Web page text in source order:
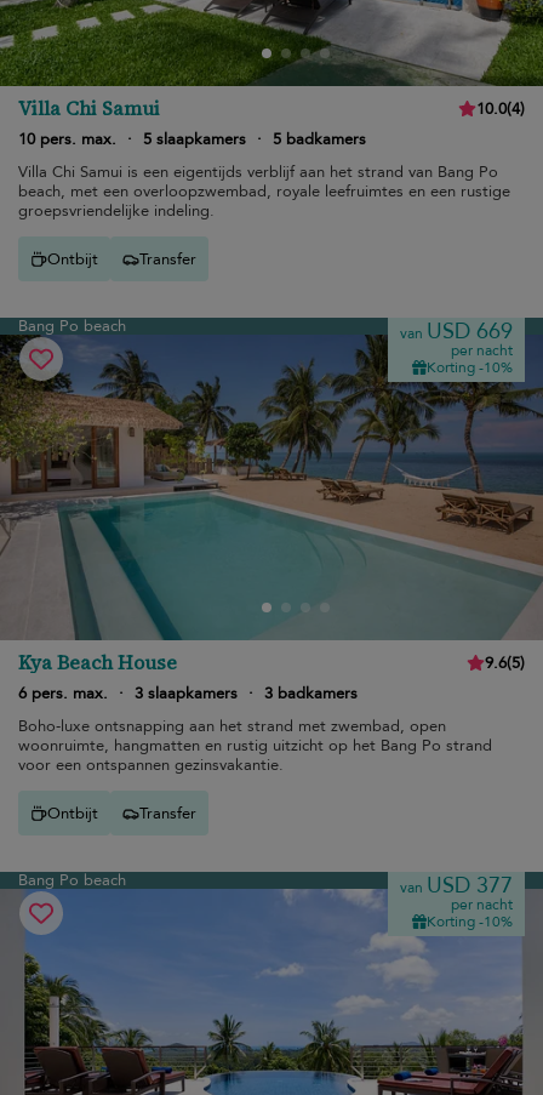
Villa Chi Samui 10.0(4)
10 pers. max.
· 5 slaapkamers ·
5 badkamers
Villa Chi Samui is een eigentijds verblijf aan het strand van Bang Po
beach, met een overloopzwembad, royale leefruimtes en een rustige
groepsvriendelijke indeling.
Ontbijt Transfer
Bang Po beach van USD 669
per nacht
Korting -10%
Kya Beach House 9.6(5)
6 pers. max.
· 3 slaapkamers · 3 badkamers
Boho-luxe ontsnapping aan het strand met zwembad, open
woonruimte, hangmatten en rustig uitzicht op het Bang Po strand
voor een ontspannen gezinsvakantie.
Ontbijt Transfer
Bang Po beach van USD 377
per nacht
Korting -10%